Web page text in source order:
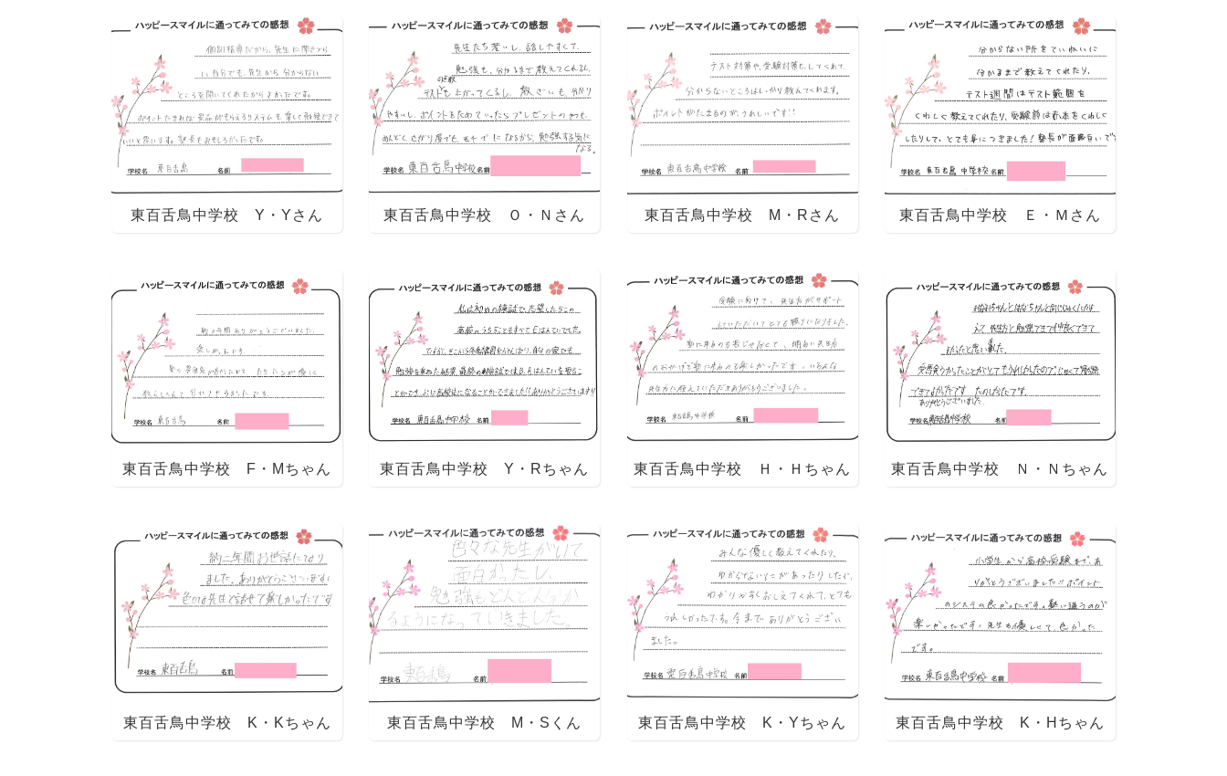
東百舌鳥中学校 Y・Yさん 東百舌鳥中学校 Ｏ・Ｎさん 東百舌鳥中学校 M・Rさん 東百舌鳥中学校 Ｅ・Ｍさん
東百舌鳥中学校 F・Mちゃん 東百舌鳥中学校 Y・Rちゃん 東百舌鳥中学校 Ｈ・Ｈちゃん 東百舌鳥中学校 Ｎ・Ｎちゃん
東百舌鳥中学校 K・Kちゃん 東百舌鳥中学校 M・Sくん 東百舌鳥中学校 K・Yちゃん 東百舌鳥中学校 K・Hちゃん